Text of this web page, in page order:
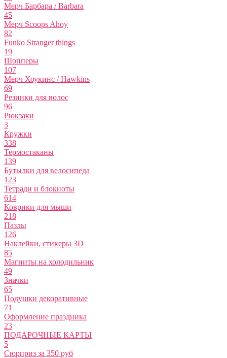
Мерч Барбара / Barbara
45
Мерч Scoops Ahoy
82
Funko Stranger things
19
Шопперы
107
Мерч Хоукинс / Hawkins
69
Резинки для волос
96
Рюкзаки
3
Кружки
338
Термостаканы
139
Бутылки для велосипеда
123
Тетради и блокноты
614
Коврики для мыши
218
Пазлы
126
Наклейки, стикеры 3D
85
Магниты на холодильник
49
Значки
65
Подушки декоративные
71
Оформление праздника
23
ПОДАРОЧНЫЕ КАРТЫ
5
Сюрприз за 350 руб